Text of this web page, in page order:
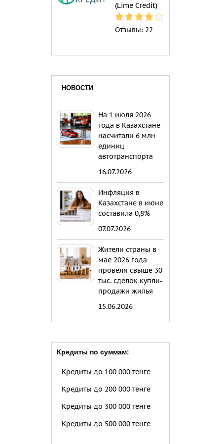
(Lime Credit)
Отзывы: 22
НОВОСТИ
На 1 июля 2026
года в Казахстане
насчитали 6 млн
единиц
автотранспорта
16.07.2026
Инфляция в
Казахстане в июне
составила 0,8%
07.07.2026
Жители страны в
мае 2026 года
провели свыше 30
тыс. сделок купли-
продажи жилья
15.06.2026
Кредиты по суммам:
Кредиты до 100 000 тенге
Кредиты до 200 000 тенге
Кредиты до 300 000 тенге
Кредиты до 500 000 тенге